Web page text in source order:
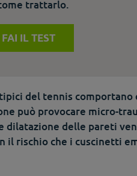
trattarlo.
FAI IL TEST
del tennis comportano
può provocare micro-
delle pareti
il rischio che i cuscinetti